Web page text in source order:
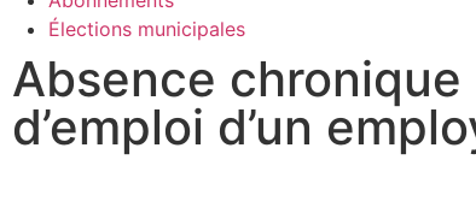
Élections municipales
Absence
d’emploi d’un